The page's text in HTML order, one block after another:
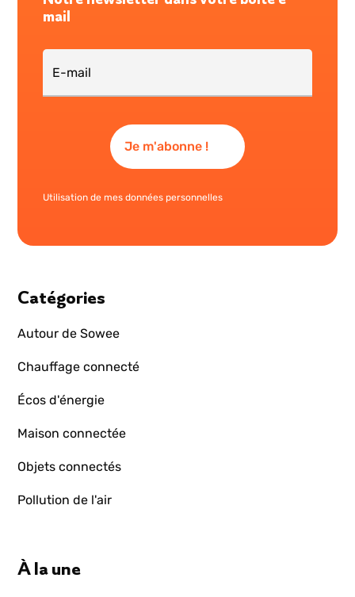
mail
Utilisation de mes données personnelles
Catégories
Autour de Sowee
Chauffage connecté
Écos d'énergie
Maison connectée
Objets connectés
Pollution de l'air
À la une